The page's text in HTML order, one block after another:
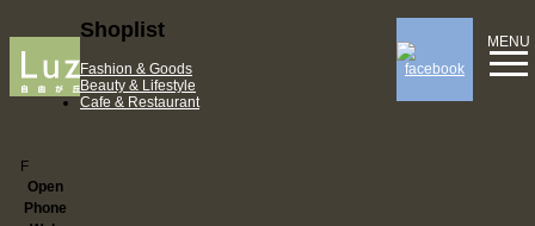
MENU
Shoplist
Fashion & Goods
Beauty & Lifestyle
Cafe & Restaurant
F
Open
Phone